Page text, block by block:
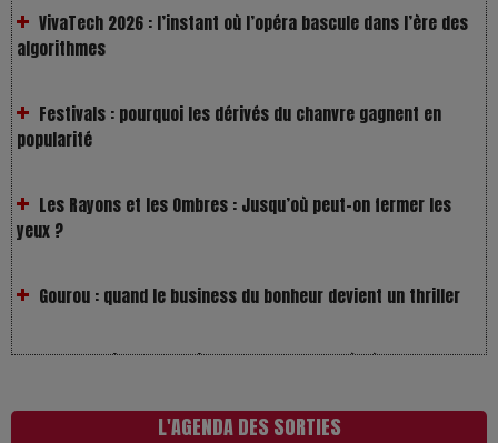
Festivals : pourquoi les dérivés du chanvre gagnent en
Les Rayons et les Ombres : Jusqu’où peut-on fermer les
Gourou : quand le business du bonheur devient un thriller
LOL 2.0 : aimer, grandir et se comprendre à l’ère des
humaine
L'AGENDA DES SORTIES